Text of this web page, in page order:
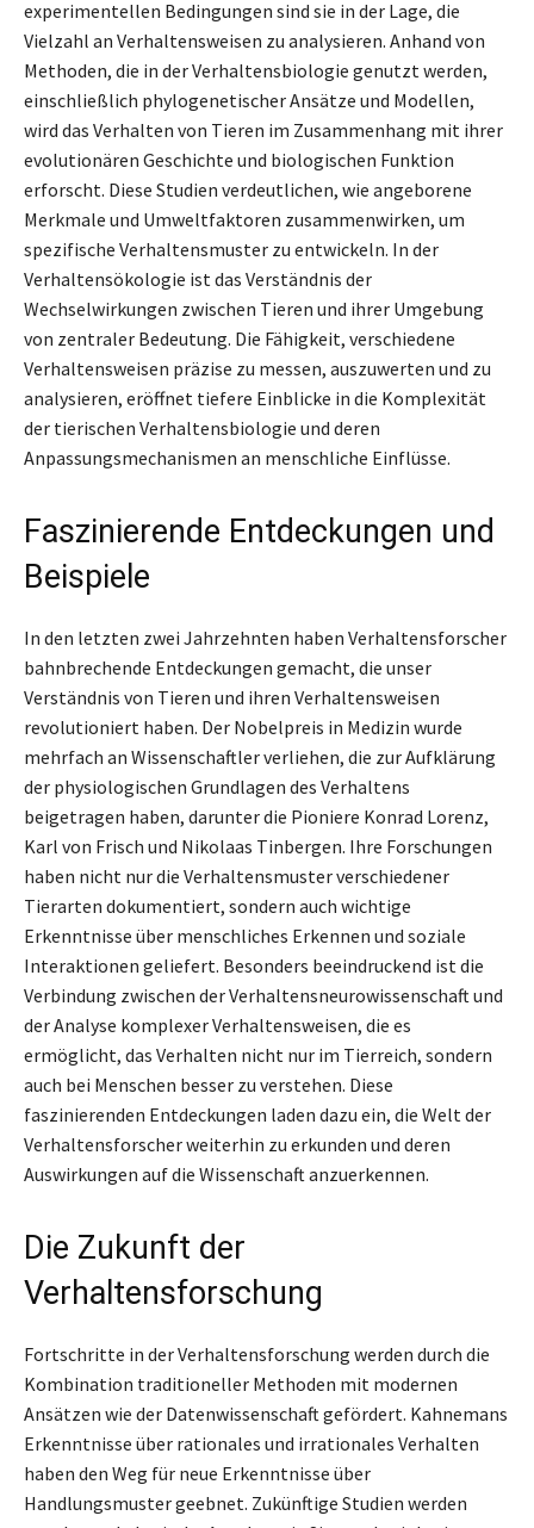
experimentellen Bedingungen sind sie in der Lage, die
Vielzahl an Verhaltensweisen zu analysieren. Anhand von
Methoden, die in der Verhaltensbiologie genutzt werden,
einschließlich phylogenetischer Ansätze und Modellen,
wird das Verhalten von Tieren im Zusammenhang mit ihrer
evolutionären Geschichte und biologischen Funktion
erforscht. Diese Studien verdeutlichen, wie angeborene
Merkmale und Umweltfaktoren zusammenwirken, um
spezifische Verhaltensmuster zu entwickeln. In der
Verhaltensökologie ist das Verständnis der
Wechselwirkungen zwischen Tieren und ihrer Umgebung
von zentraler Bedeutung. Die Fähigkeit, verschiedene
Verhaltensweisen präzise zu messen, auszuwerten und zu
analysieren, eröffnet tiefere Einblicke in die Komplexität
der tierischen Verhaltensbiologie und deren
Anpassungsmechanismen an menschliche Einflüsse.
Faszinierende Entdeckungen und
Beispiele
In den letzten zwei Jahrzehnten haben Verhaltensforscher
bahnbrechende Entdeckungen gemacht, die unser
Verständnis von Tieren und ihren Verhaltensweisen
revolutioniert haben. Der Nobelpreis in Medizin wurde
mehrfach an Wissenschaftler verliehen, die zur Aufklärung
der physiologischen Grundlagen des Verhaltens
beigetragen haben, darunter die Pioniere Konrad Lorenz,
Karl von Frisch und Nikolaas Tinbergen. Ihre Forschungen
haben nicht nur die Verhaltensmuster verschiedener
Tierarten dokumentiert, sondern auch wichtige
Erkenntnisse über menschliches Erkennen und soziale
Interaktionen geliefert. Besonders beeindruckend ist die
Verbindung zwischen der Verhaltensneurowissenschaft und
der Analyse komplexer Verhaltensweisen, die es
ermöglicht, das Verhalten nicht nur im Tierreich, sondern
auch bei Menschen besser zu verstehen. Diese
faszinierenden Entdeckungen laden dazu ein, die Welt der
Verhaltensforscher weiterhin zu erkunden und deren
Auswirkungen auf die Wissenschaft anzuerkennen.
Die Zukunft der
Verhaltensforschung
Fortschritte in der Verhaltensforschung werden durch die
Kombination traditioneller Methoden mit modernen
Ansätzen wie der Datenwissenschaft gefördert. Kahnemans
Erkenntnisse über rationales und irrationales Verhalten
haben den Weg für neue Erkenntnisse über
Handlungsmuster geebnet. Zukünftige Studien werden